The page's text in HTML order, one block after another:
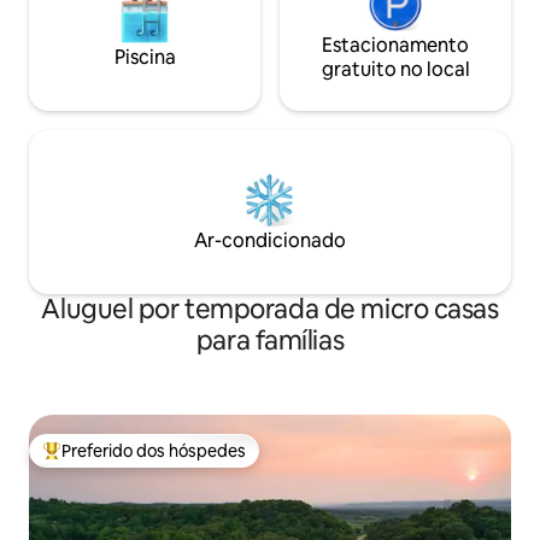
Piscina
Estacionamento
gratuito no local
Ar-condicionado
Aluguel por temporada de micro casas
para famílias
Entre os melhores preferidos dos hóspedes
Preferido dos hóspedes